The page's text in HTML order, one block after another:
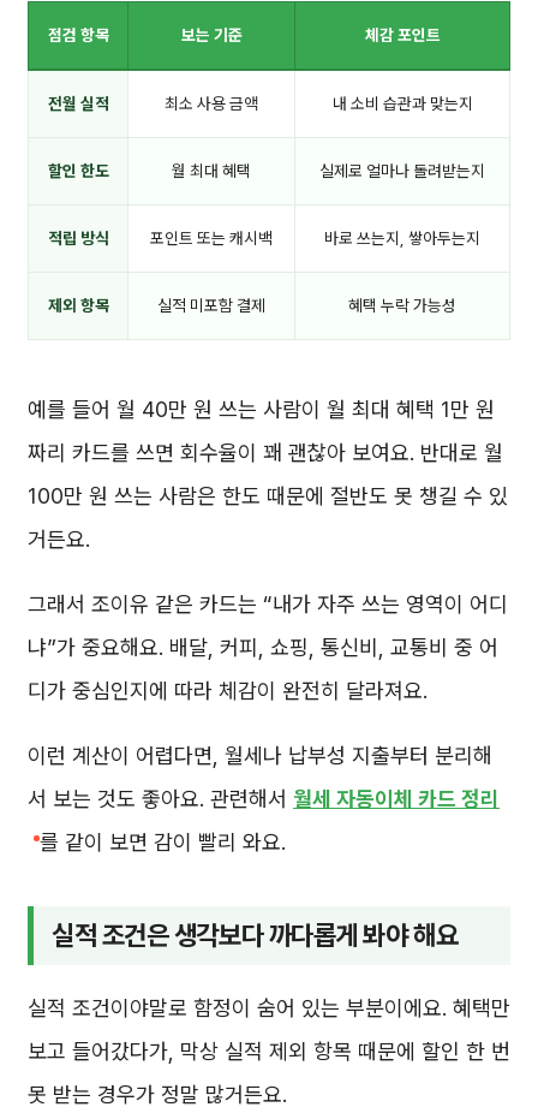
점검 항목 보는 기준 체감 포인트
전월 실적 최소 사용 금액 내 소비 습관과 맞는지
할인 한도 월 최대 혜택 실제로 얼마나 돌려받는지
적립 방식 포인트 또는 캐시백 바로 쓰는지, 쌓아두는지
제외 항목 실적 미포함 결제 혜택 누락 가능성
예를 들어 월 40만 원 쓰는 사람이 월 최대 혜택 1만 원
짜리 카드를 쓰면 회수율이 꽤 괜찮아 보여요. 반대로 월
100만 원 쓰는 사람은 한도 때문에 절반도 못 챙길 수 있
거든요.
그래서 조이유 같은 카드는 “내가 자주 쓰는 영역이 어디
냐”가 중요해요. 배달, 커피, 쇼핑, 통신비, 교통비 중 어
디가 중심인지에 따라 체감이 완전히 달라져요.
이런 계산이 어렵다면, 월세나 납부성 지출부터 분리해
서 보는 것도 좋아요. 관련해서 월세 자동이체 카드 정리
를 같이 보면 감이 빨리 와요.
실적 조건은 생각보다 까다롭게 봐야 해요
실적 조건이야말로 함정이 숨어 있는 부분이에요. 혜택만
보고 들어갔다가, 막상 실적 제외 항목 때문에 할인 한 번
못 받는 경우가 정말 많거든요.